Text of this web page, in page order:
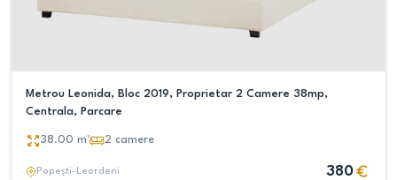
Metrou Leonida, Bloc 2019, Proprietar 2 Camere 38mp,
Centrala, Parcare
38.00 m² 2 camere
Popești-Leordeni 380